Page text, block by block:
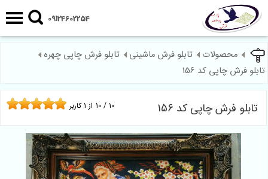
09124602254
محصولات تابلو فرش ماشینی
تابلو فرش چاپی چهره
تابلو فرش چاپی کد 156
تابلو فرش چاپی کد 156 10 / 10 از 1کاربر